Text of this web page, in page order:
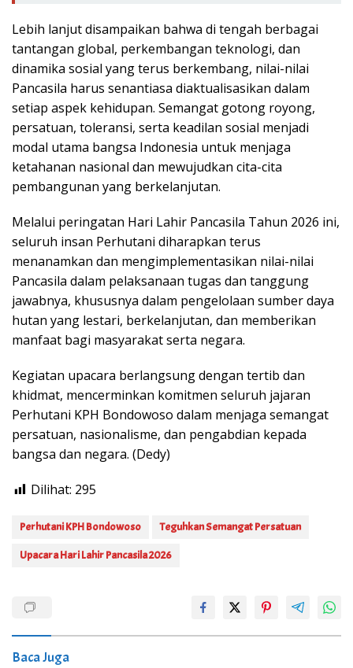
Lebih lanjut disampaikan bahwa di tengah berbagai
tantangan global, perkembangan teknologi, dan
dinamika sosial yang terus berkembang, nilai-nilai
Pancasila harus senantiasa diaktualisasikan dalam
setiap aspek kehidupan. Semangat gotong royong,
persatuan, toleransi, serta keadilan sosial menjadi
modal utama bangsa Indonesia untuk menjaga
ketahanan nasional dan mewujudkan cita-cita
pembangunan yang berkelanjutan.
Melalui peringatan Hari Lahir Pancasila Tahun 2026 ini,
seluruh insan Perhutani diharapkan terus
menanamkan dan mengimplementasikan nilai-nilai
Pancasila dalam pelaksanaan tugas dan tanggung
jawabnya, khususnya dalam pengelolaan sumber daya
hutan yang lestari, berkelanjutan, dan memberikan
manfaat bagi masyarakat serta negara.
Kegiatan upacara berlangsung dengan tertib dan
khidmat, mencerminkan komitmen seluruh jajaran
Perhutani KPH Bondowoso dalam menjaga semangat
persatuan, nasionalisme, dan pengabdian kepada
bangsa dan negara. (Dedy)
Dilihat: 295
Perhutani KPH Bondowoso Teguhkan Semangat Persatuan
Upacara Hari Lahir Pancasila 2026
Baca Juga